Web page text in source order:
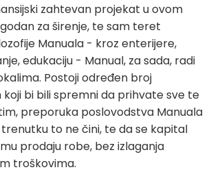
zahtevan projekat u ovom
za širenje, te sam teret
Manuala - kroz enterijere,
edukaciju - Manual, za sada, radi
Postoji određen broj
bi bili spremni da prihvate sve te
preporuka poslovodstva Manuala
to ne čini, te da se kapital
prodaju robe, bez izlaganja
troškovima.